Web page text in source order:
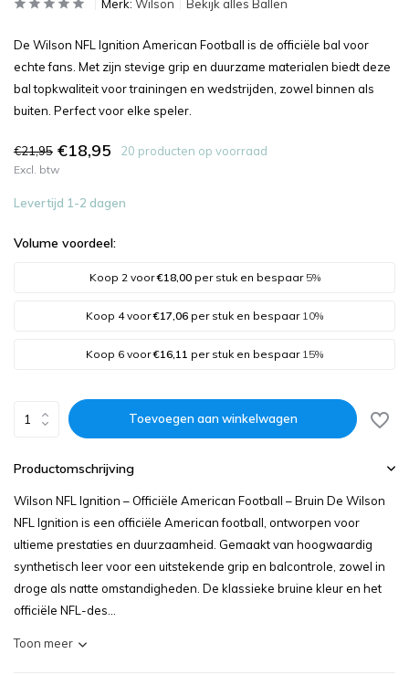
Merk: Wilson Bekijk alles Ballen
De Wilson NFL Ignition American Football is de officiële bal voor
echte fans. Met zijn stevige grip en duurzame materialen biedt deze
bal topkwaliteit voor trainingen en wedstrijden, zowel binnen als
buiten. Perfect voor elke speler.
€21,95 €18,95 20 producten op voorraad
Excl. btw
Levertijd 1-2 dagen
Volume voordeel:
Koop 2 voor€18,00per stuk en bespaar 5%
Koop 4 voor€17,06 per stuk en bespaar 10%
Koop 6 voor€16,11 per stuk en bespaar 15%
Toevoegen aan winkelwagen
Productomschrijving
Wilson NFL Ignition – Officiële American Football – Bruin De Wilson
NFL Ignition is een officiële American football, ontworpen voor
ultieme prestaties en duurzaamheid. Gemaakt van hoogwaardig
synthetisch leer voor een uitstekende grip en balcontrole, zowel in
droge als natte omstandigheden. De klassieke bruine kleur en het
officiële NFL-des...
Toon meer